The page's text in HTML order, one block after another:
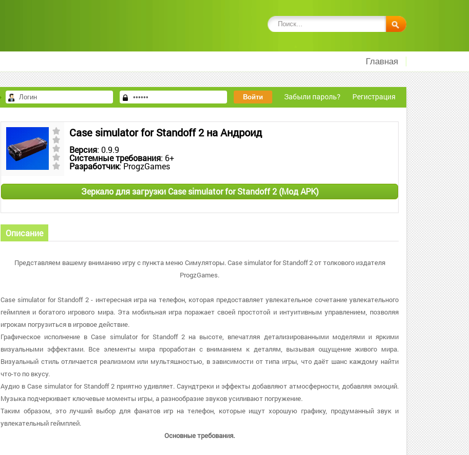
Главная
Забыли пароль? Регистрация
Case simulator for Standoff 2 на Андроид
Версия: 0.9.9
Системные требования: 6+
Разработчик: ProgzGames
Зеркало для загрузки Case simulator for Standoff 2 (Мод APK)
Описание
Представляем вашему вниманию игру с пункта меню Симуляторы. Case simulator for Standoff 2 от толкового издателя
ProgzGames.
Case simulator for Standoff 2 - интересная игра на телефон, которая предоставляет увлекательное сочетание увлекательного
геймплея и богатого игрового мира. Эта мобильная игра поражает своей простотой и интуитивным управлением, позволяя
игрокам погрузиться в игровое действие.
Графическое исполнение в Case simulator for Standoff 2 на высоте, впечатляя детализированными моделями и яркими
визуальными эффектами. Все элементы мира проработан с вниманием к деталям, вызывая ощущение живого мира.
Визуальный стиль отличается реализмом или мультяшностью, в зависимости от типа игры, что даёт шанс каждому найти
что-то по вкусу.
Аудио в Case simulator for Standoff 2 приятно удивляет. Саундтреки и эффекты добавляют атмосферности, добавляя эмоций.
Музыка подчеркивает ключевые моменты игры, а разнообразие звуков усиливают погружение.
Таким образом, это лучший выбор для фанатов игр на телефон, которые ищут хорошую графику, продуманный звук и
увлекательный геймплей.
Основные требования.